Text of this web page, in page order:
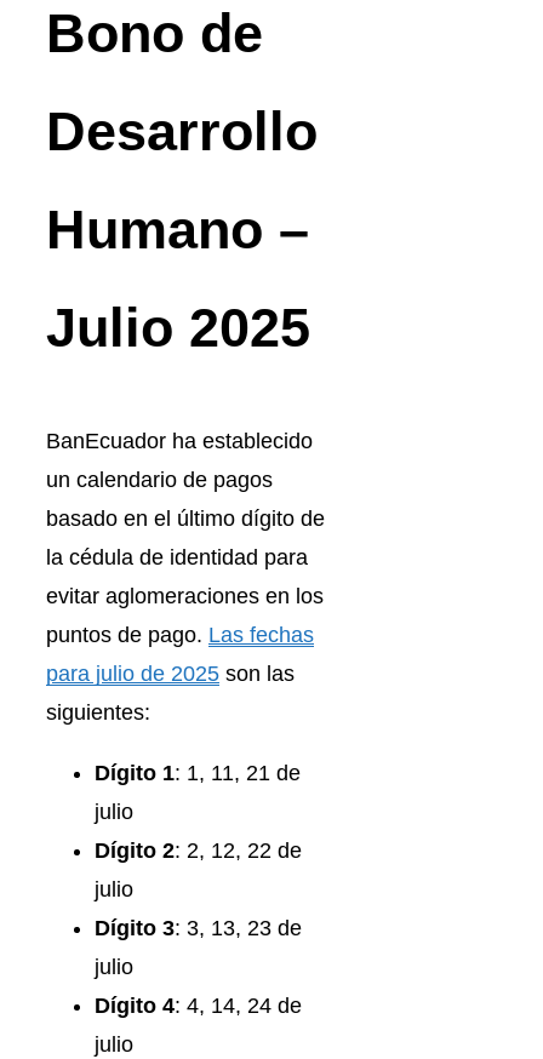
Bono de
Desarrollo
Humano –
Julio 2025
BanEcuador ha establecido
un calendario de pagos
basado en el último dígito de
la cédula de identidad para
evitar aglomeraciones en los
puntos de pago. Las fechas
para julio de 2025 son las
siguientes:
Dígito 1: 1, 11, 21 de
julio
Dígito 2: 2, 12, 22 de
julio
Dígito 3: 3, 13, 23 de
julio
Dígito 4: 4, 14, 24 de
julio